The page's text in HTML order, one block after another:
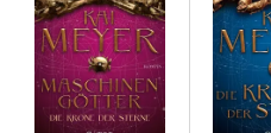
sicher: Verrat und Entführung,
Meuchelmorde führen auf die
einen galaktischen Krieg
Kindes zu retten, nimmt Iniza
auf - auch wenn das den